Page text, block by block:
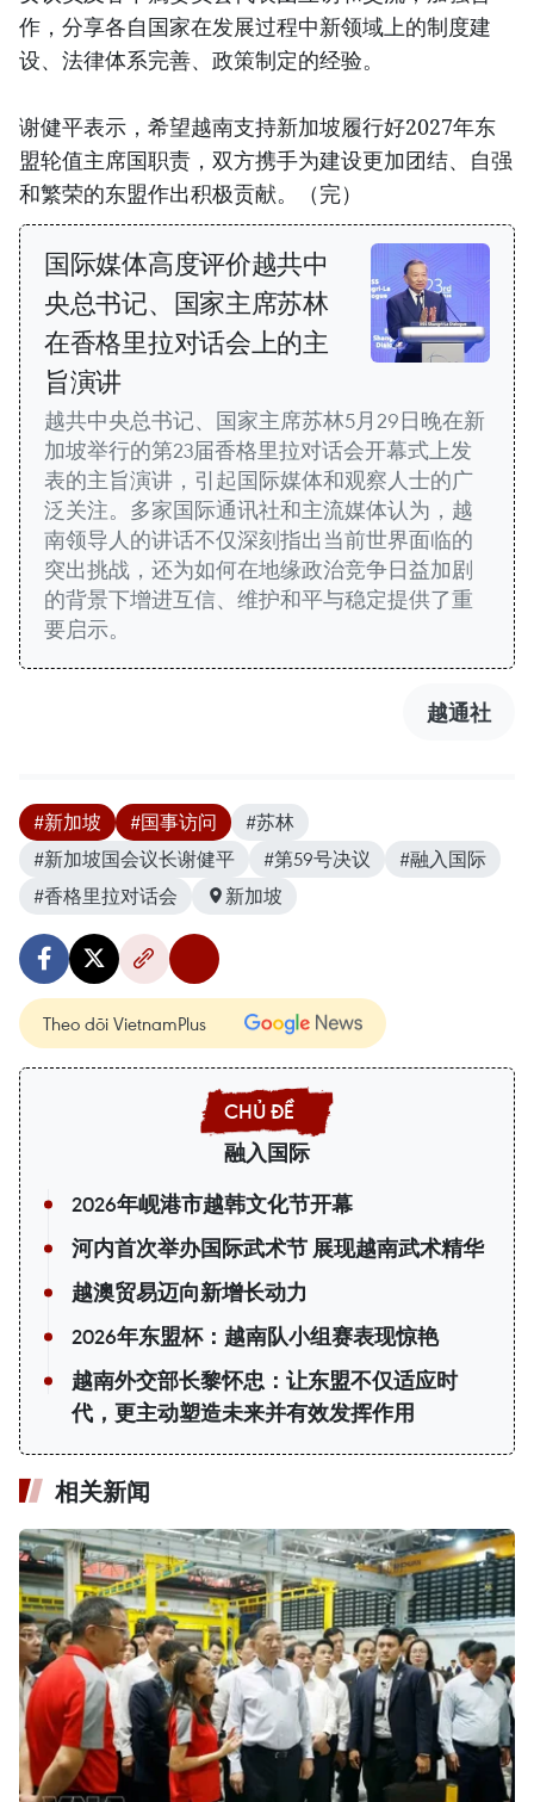
作，分享各自国家在发展过程中新领域上的制度建
设、法律体系完善、政策制定的经验。
谢健平表示，希望越南支持新加坡履行好2027年东
盟轮值主席国职责，双方携手为建设更加团结、自强
和繁荣的东盟作出积极贡献。（完）
国际媒体高度评价越共中
央总书记、国家主席苏林
在香格里拉对话会上的主
旨演讲
越共中央总书记、国家主席苏林5月29日晚在新
加坡举行的第23届香格里拉对话会开幕式上发
表的主旨演讲，引起国际媒体和观察人士的广
泛关注。多家国际通讯社和主流媒体认为，越
南领导人的讲话不仅深刻指出当前世界面临的
突出挑战，还为如何在地缘政治竞争日益加剧
的背景下增进互信、维护和平与稳定提供了重
要启示。
越通社
#新加坡 #国事访问
#苏林
#新加坡国会议长谢健平
#第59号决议
#融入国际
#香格里拉对话会
新加坡
Theo dõi VietnamPlus
融入国际
2026年岘港市越韩文化节开幕
河内首次举办国际武术节 展现越南武术精华
越澳贸易迈向新增长动力
2026年东盟杯：越南队小组赛表现惊艳
越南外交部长黎怀忠：让东盟不仅适应时
代，更主动塑造未来并有效发挥作用
相关新闻